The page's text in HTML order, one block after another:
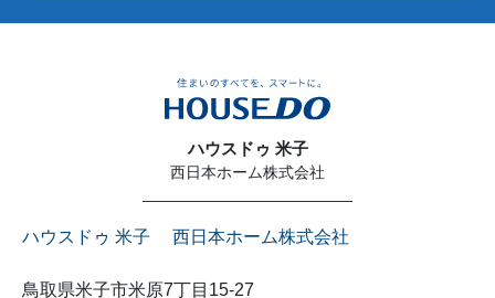
ハウスドゥ 米子
西日本ホーム株式会社
ハウスドゥ 米子 西日本ホーム株式会社
鳥取県米子市米原7丁目15-27